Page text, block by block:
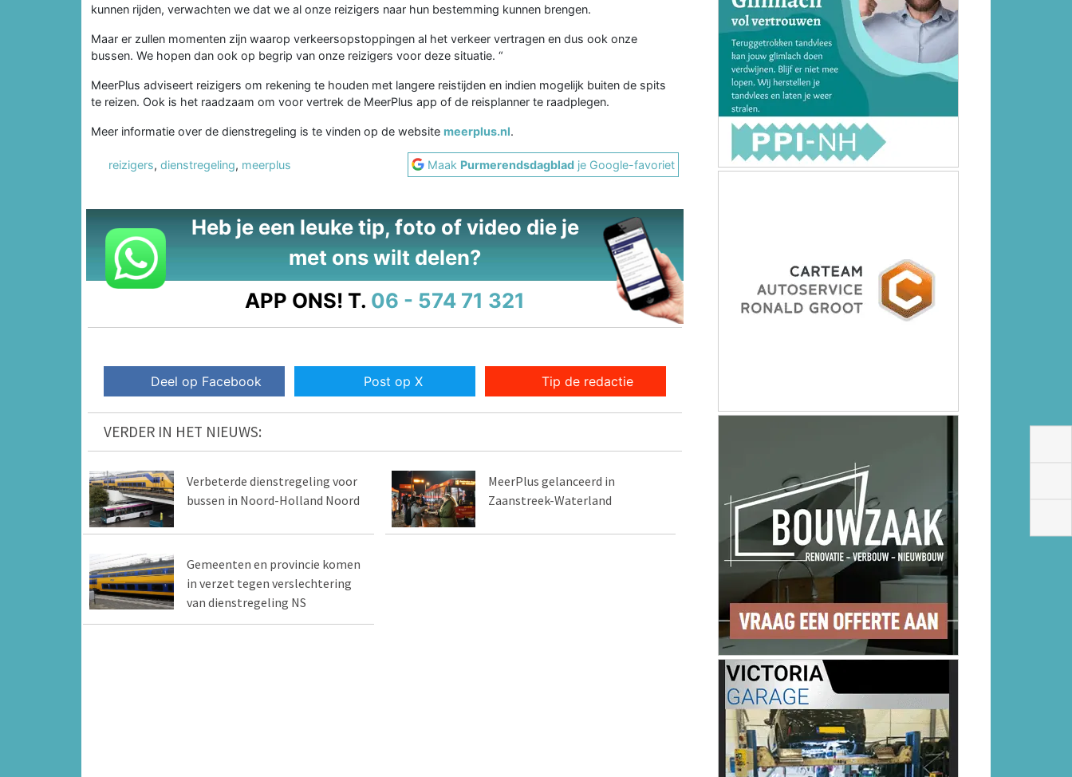
kunnen rijden, verwachten we dat we al onze reizigers naar hun bestemming kunnen brengen.
Maar er zullen momenten zijn waarop verkeersopstoppingen al het verkeer vertragen en dus ook onze
bussen. We hopen dan ook op begrip van onze reizigers voor deze situatie. “
MeerPlus adviseert reizigers om rekening te houden met langere reistijden en indien mogelijk buiten de spits
te reizen. Ook is het raadzaam om voor vertrek de MeerPlus app of de reisplanner te raadplegen.
Meer informatie over de dienstregeling is te vinden op de website meerplus.nl.
reizigers, dienstregeling, meerplus Maak Purmerendsdagblad je Google-favoriet
Heb je een leuke tip, foto of video die je
met ons wilt delen?
APP ONS! T. 06 - 574 71 321
Deel op Facebook Post op X Tip de redactie
VERDER IN HET NIEUWS:
Verbeterde dienstregeling voor
bussen in Noord-Holland Noord
MeerPlus gelanceerd in
Zaanstreek-Waterland
Gemeenten en provincie komen
in verzet tegen verslechtering
van dienstregeling NS